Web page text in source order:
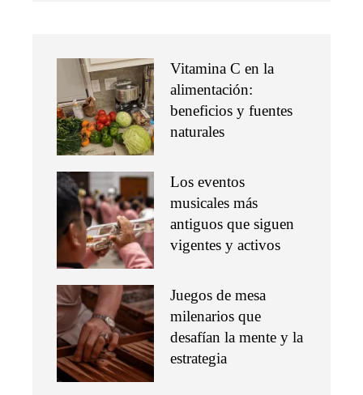
Vitamina C en la
alimentación:
beneficios y fuentes
naturales
Los eventos
musicales más
antiguos que siguen
vigentes y activos
Juegos de mesa
milenarios que
desafían la mente y la
estrategia